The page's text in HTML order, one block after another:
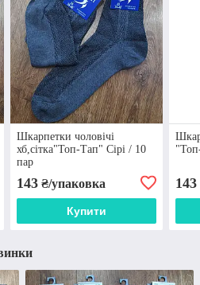
Шкарпетки чоловічі
хб,сітка"Топ-Тап" Сірі / 10
пар
143₴/упаковка
Купити
143